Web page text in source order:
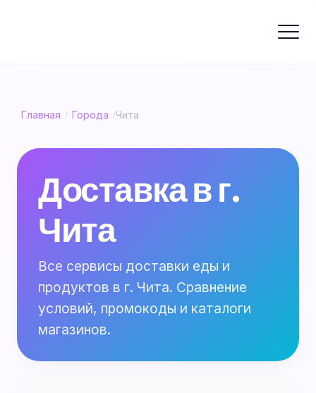
Главная / Города /Чита
Доставка в г.
Чита
Все сервисы доставки еды и
продуктов в г. Чита. Сравнение
условий, промокоды и каталоги
магазинов.